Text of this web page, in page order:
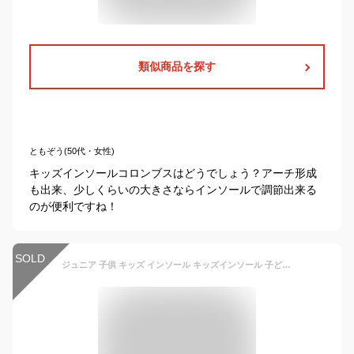
類似商品を探す
ともぞう(50代・女性)
キッズインソールコロンブスはどうでしょう？アーチ形成
も出来、少しくらいの大きさならインソールで調節出来る
のが便利ですね！
SOLD ジュニア 子供 キッズ インソール キッズインソール 子ども インソール 20.5cm-24cm インソール サイズ調整 中敷き 子供靴 インソール 靴 左右入り 子供用 子供用インソール インソール 低反発 インソール ソフトクッション 衝撃吸収 ラテックス